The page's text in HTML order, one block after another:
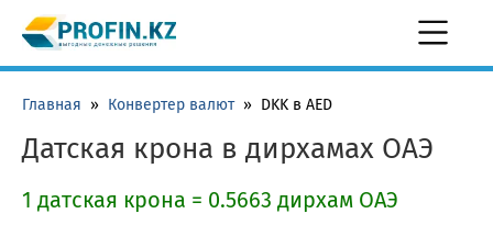
Главная » Конвертер валют » DKK в AED
Датская крона в дирхамах ОАЭ
1 датская крона = 0.5663 дирхам ОАЭ